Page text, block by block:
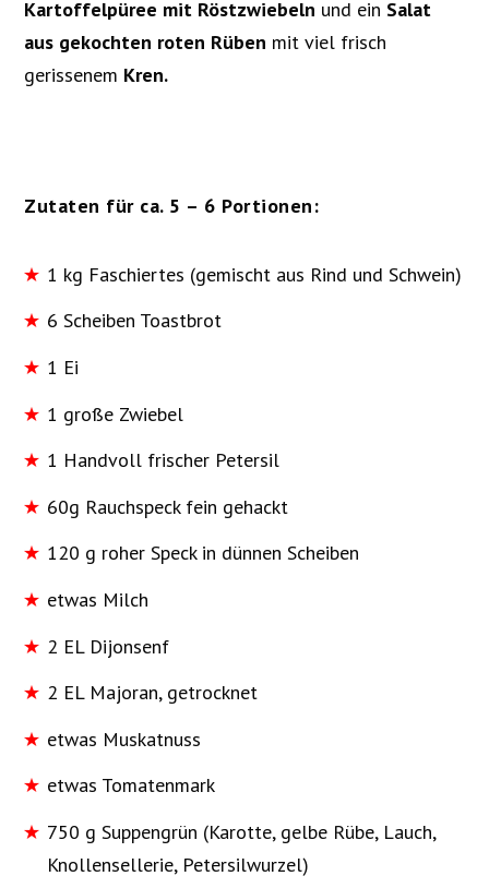
Kartoffelpüree mit Röstzwiebeln und ein Salat
aus gekochten roten Rüben mit viel frisch
gerissenem Kren.
Zutaten für ca. 5 – 6 Portionen:
1 kg Faschiertes (gemischt aus Rind und Schwein)
6 Scheiben Toastbrot
1 Ei
1 große Zwiebel
1 Handvoll frischer Petersil
60g Rauchspeck fein gehackt
120 g roher Speck in dünnen Scheiben
etwas Milch
2 EL Dijonsenf
2 EL Majoran, getrocknet
etwas Muskatnuss
etwas Tomatenmark
750 g Suppengrün (Karotte, gelbe Rübe, Lauch,
Knollensellerie, Petersilwurzel)